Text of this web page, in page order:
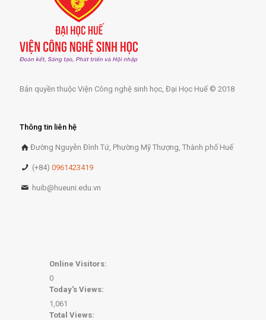
Bản quyền thuộc Viện Công nghệ sinh học, Đại Học Huế © 2018
Thông tin liên hệ
Đường Nguyễn Đình Tứ, Phường Mỹ Thượng, Thành phố Huế
(+84)0961423419
huib@hueuni.edu.vn
Online Visitors:
0
Today's Views:
1,061
Total Views: